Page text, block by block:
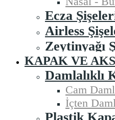
Ecza
Airless
Zeytinyağı
KAPAK VE
Damlalıklı
Cam
İçten